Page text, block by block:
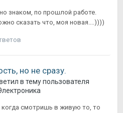
знаком, по прошлой работе.
сказать что, моя новая....))))
но не сразу.
в тему пользователя
смотришь в живую то, то